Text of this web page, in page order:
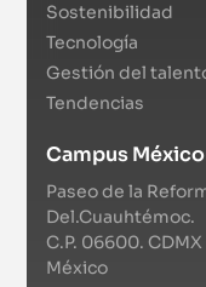
Sostenibilidad
Tecnología
Gestión del
Tendencias
Campus México
Paseo de la
Del.Cuauhtémoc.
C.P. 06600. CDMX
México